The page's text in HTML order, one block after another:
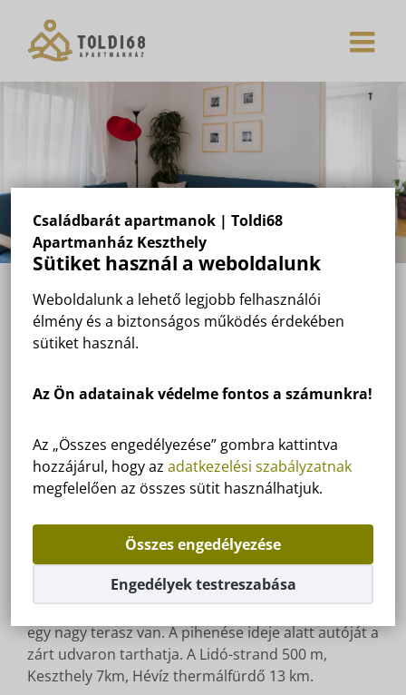
Családbarát apartmanok | Toldi68
Apartmanház Keszthely
Sütiket használ a weboldalunk
Weboldalunk a lehető legjobb felhasználói
élmény és a biztonságos működés érdekében
sütiket használ.
Az Ön adatainak védelme fontos a számunkra!
Az „Összes engedélyezése” gombra kattintva
hozzájárul, hogy az adatkezelési szabályzatnak
megfelelően az összes sütit használhatjuk.
Összes engedélyezése
Engedélyek testreszabása
content
SZÁLLÁSHELY A BALATONNÁL
Vonyarcvashegy
GYÖNGYVIRÁG UTCA 25
Balatoni nyaraló Vonyarcvashegyen, nyaraló
övezetben kiadó. A nyaralóház csendes nyugodt
környezetben, szerényen berendezett, teljesen
felszerelt, klimatizált. A 60 m2-es épületben egy
nappali szoba , két háló , egy fürdő , egy konyha és
egy nagy terasz van. A pihenése ideje alatt autóját a
zárt udvaron tarthatja. A Lidó-strand 500 m,
Keszthely 7km, Hévíz thermálfürdő 13 km.